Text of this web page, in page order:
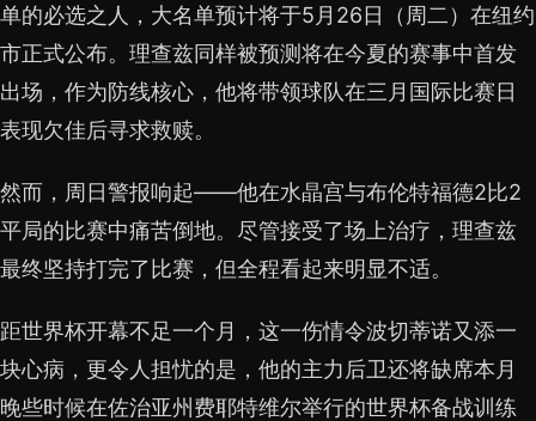
单的必选之人，大名单预计将于5月26日（周二）在纽约
市正式公布。理查兹同样被预测将在今夏的赛事中首发
出场，作为防线核心，他将带领球队在三月国际比赛日
表现欠佳后寻求救赎。
然而，周日警报响起——他在水晶宫与布伦特福德2比2
平局的比赛中痛苦倒地。尽管接受了场上治疗，理查兹
最终坚持打完了比赛，但全程看起来明显不适。
距世界杯开幕不足一个月，这一伤情令波切蒂诺又添一
块心病，更令人担忧的是，他的主力后卫还将缺席本月
晚些时候在佐治亚州费耶特维尔举行的世界杯备战训练